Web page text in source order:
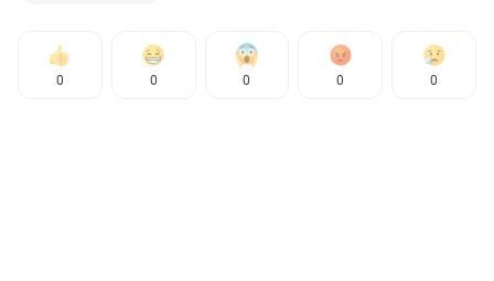
0 0 0 0 0